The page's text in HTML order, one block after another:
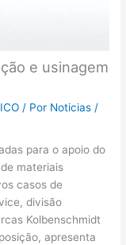
e usinagem
/ Por Noticias /
para o apoio do
materiais
casos de
divisão
Kolbenschmidt
apresenta